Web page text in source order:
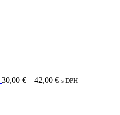
30,00 € – 42,00 €Price
s DPH